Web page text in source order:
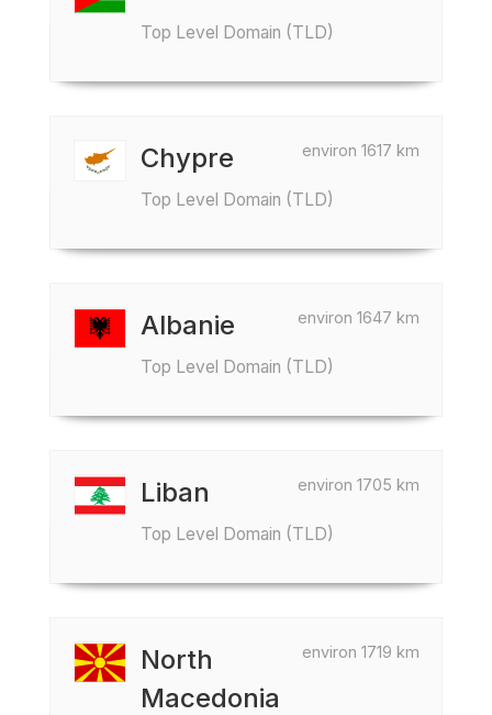
Top Level Domain (TLD)
environ 1617 km
Chypre
Top Level Domain (TLD)
environ 1647 km
Albanie
Top Level Domain (TLD)
environ 1705 km
Liban
Top Level Domain (TLD)
environ 1719 km
North
Macedonia